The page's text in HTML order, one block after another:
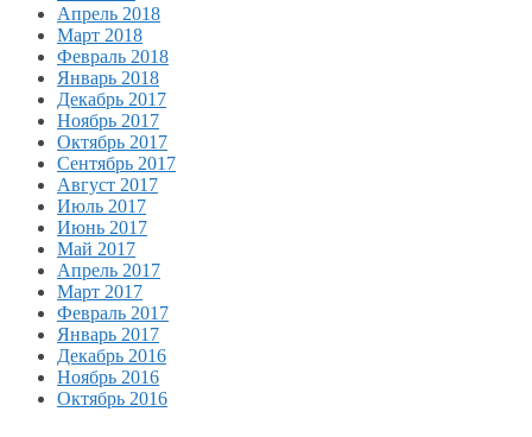
Апрель 2018
Март 2018
Февраль 2018
Январь 2018
Декабрь 2017
Ноябрь 2017
Октябрь 2017
Сентябрь 2017
Август 2017
Июль 2017
Июнь 2017
Май 2017
Апрель 2017
Март 2017
Февраль 2017
Январь 2017
Декабрь 2016
Ноябрь 2016
Октябрь 2016